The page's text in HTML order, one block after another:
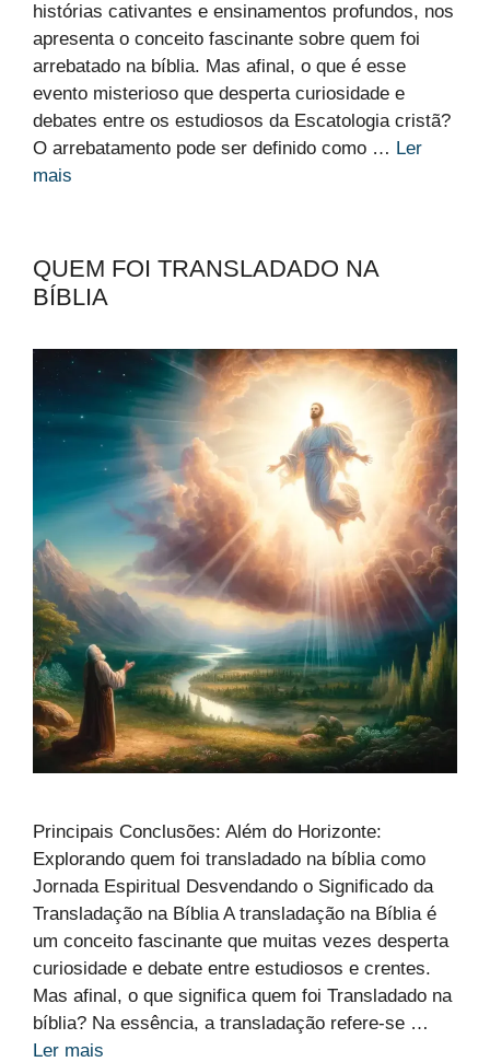
histórias cativantes e ensinamentos profundos, nos
apresenta o conceito fascinante sobre quem foi
arrebatado na bíblia. Mas afinal, o que é esse
evento misterioso que desperta curiosidade e
debates entre os estudiosos da Escatologia cristã?
O arrebatamento pode ser definido como … Ler
mais
QUEM FOI TRANSLADADO NA
BÍBLIA
Principais Conclusões: Além do Horizonte:
Explorando quem foi transladado na bíblia como
Jornada Espiritual Desvendando o Significado da
Transladação na Bíblia A transladação na Bíblia é
um conceito fascinante que muitas vezes desperta
curiosidade e debate entre estudiosos e crentes.
Mas afinal, o que significa quem foi Transladado na
bíblia? Na essência, a transladação refere-se …
Ler mais